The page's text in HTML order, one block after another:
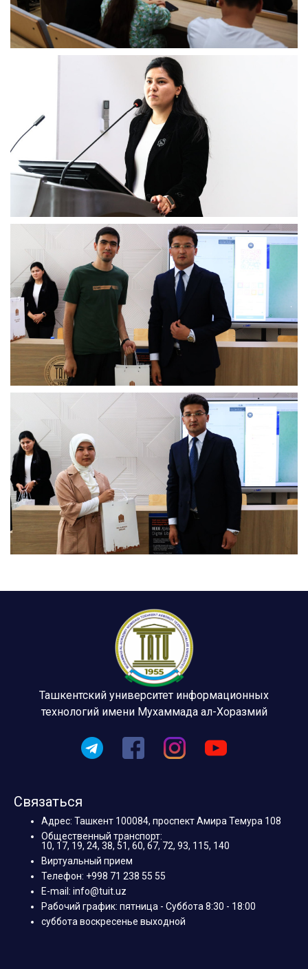
Ташкентский университет информационных
технологий имени Мухаммада ал-Хоразмий
Связаться
Адрес: Ташкент 100084, проспект Амира Темура 108
Общественный транспорт:
10, 17, 19, 24, 38, 51, 60, 67, 72, 93, 115, 140
Виртуальный прием
Телефон: +998 71 238 55 55
E-mail: info@tuit.uz
Рабочий график: пятница - Суббота 8:30 - 18:00
суббота воскресенье выходной